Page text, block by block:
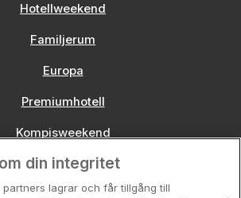
Hotellweekend
Familjerum
Europa
Premiumhotell
Kompisweekend
Storstadsweekend
under 995 kr
din integritet
partners lagrar och får tillgång till